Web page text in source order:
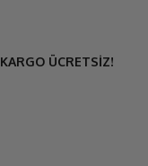
KARGO ÜCRETSİZ!